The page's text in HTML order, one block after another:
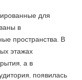
для
в
пространства. В
этажах
а в
появилась